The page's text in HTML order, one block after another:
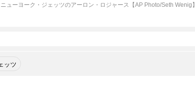
ニューヨーク・ジェッツのアーロン・ロジャース【AP Photo/Seth Wenig】
ッツ